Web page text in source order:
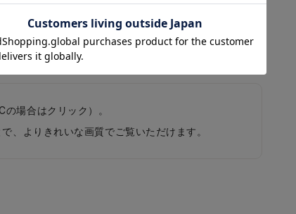
ピンク
の場合はクリック）。
、よりきれいな画質でご覧いただけます。